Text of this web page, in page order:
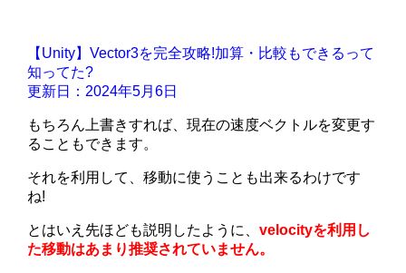
【Unity】Vector3を完全攻略!加算・比較もできるって
知ってた?
更新日：2024年5月6日
もちろん上書きすれば、現在の速度ベクトルを変更す
ることもできます。
それを利用して、移動に使うことも出来るわけです
ね!
とはいえ先ほども説明したように、velocityを利用し
た移動はあまり推奨されていません。